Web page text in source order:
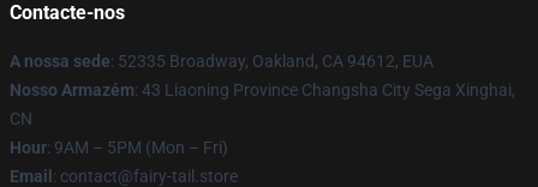
Contacte-nos
A nossa sede: 52335 Broadway, Oakland, CA 94612, EUA
Nosso Armazém: 43 Liaoning Province Changsha City Sega Xinghai,
CN
Hour: 9AM – 5PM (Mon – Fri)
Email : contact@fairy-tail.store